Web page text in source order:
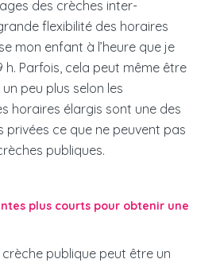
des crèches inter-
flexibilité des horaires
mon enfant à l’heure que je
h. Parfois, cela peut même être
peu plus selon les
horaires élargis sont une des
privées ce que ne peuvent pas
publiques.
plus courts pour obtenir une
publique peut être un